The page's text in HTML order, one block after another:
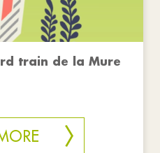
train de la Mure